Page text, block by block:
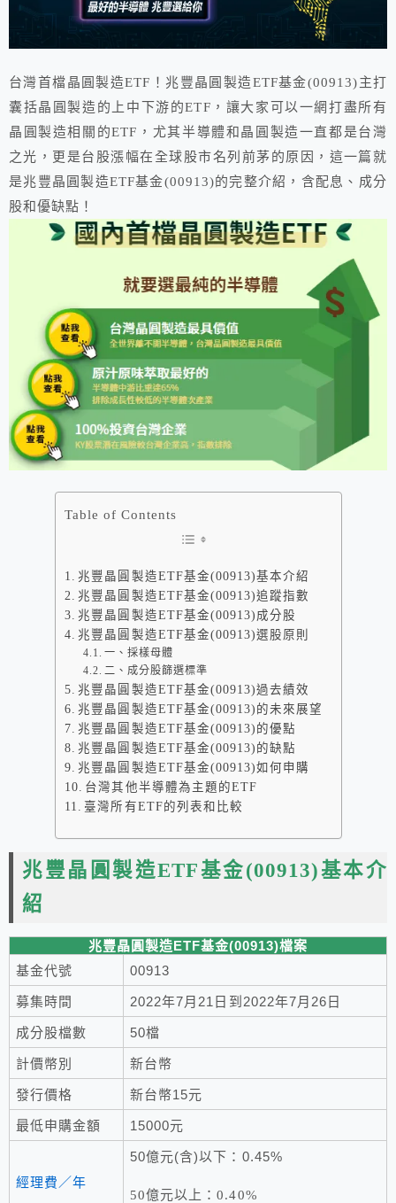
台灣首檔晶圓製造ETF！兆豐晶圓製造ETF基金(00913)主打
囊括晶圓製造的上中下游的ETF，讓大家可以一網打盡所有
晶圓製造相關的ETF，尤其半導體和晶圓製造一直都是台灣
之光，更是台股漲幅在全球股市名列前茅的原因，這一篇就
是兆豐晶圓製造ETF基金(00913)的完整介紹，含配息、成分
股和優缺點！
Table of Contents
兆豐晶圓製造ETF基金(00913)基本介紹
兆豐晶圓製造ETF基金(00913)追蹤指數
兆豐晶圓製造ETF基金(00913)成分股
兆豐晶圓製造ETF基金(00913)選股原則
一、採樣母體
二、成分股篩選標準
兆豐晶圓製造ETF基金(00913)過去績效
兆豐晶圓製造ETF基金(00913)的未來展望
兆豐晶圓製造ETF基金(00913)的優點
兆豐晶圓製造ETF基金(00913)的缺點
兆豐晶圓製造ETF基金(00913)如何申購
台灣其他半導體為主題的ETF
臺灣所有ETF的列表和比較
兆豐晶圓製造ETF基金(00913)基本介
紹
兆豐晶圓製造ETF基金(00913)檔案
基金代號
00913
募集時間 2022年7月21日到2022年7月26日
成分股檔數 50檔
計價幣別 新台幣
發行價格 新台幣15元
最低申購金額 15000元
經理費／年
50億元(含)以下：0.45%
50億元以上：0.40%